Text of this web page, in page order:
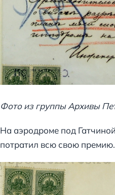
Фото из группы Архивы
На аэродроме под
потратил всю свою премию.